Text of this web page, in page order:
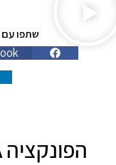
שתפו עם
הפונקציה VARPA באקסל